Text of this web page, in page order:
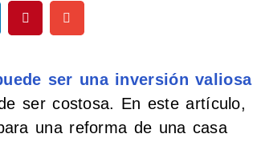
ser una inversión valiosa
ser costosa. En este artículo,
una reforma de una casa